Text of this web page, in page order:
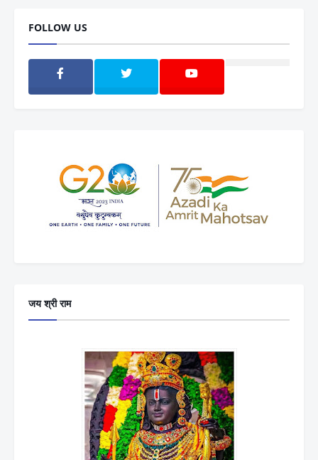
FOLLOW US
जय श्री राम